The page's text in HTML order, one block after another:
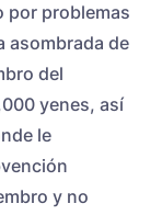
por problemas
asombrada de
del
yenes, así
le
y no